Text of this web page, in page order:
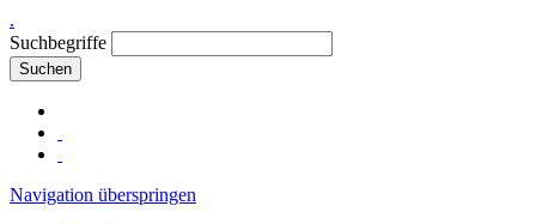
.
Suchbegriffe
Suchen
Navigation überspringen